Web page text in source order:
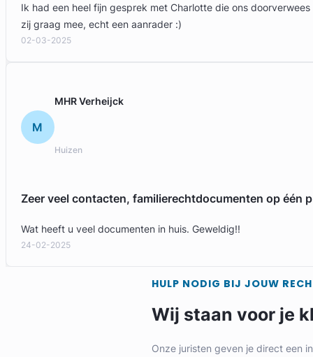
Ik had een heel fijn gesprek met Charlotte die ons
zij graag mee, echt een aanrader :)
02-03-2025
M
MHR Verheijck
Huizen
Zeer veel contacten, familierechtdocumenten op één
Wat heeft u veel documenten in huis. Geweldig!!
24-02-2025
HULP NODIG BIJ JOUW
Wij staan voor je
Onze juristen geven je direct een